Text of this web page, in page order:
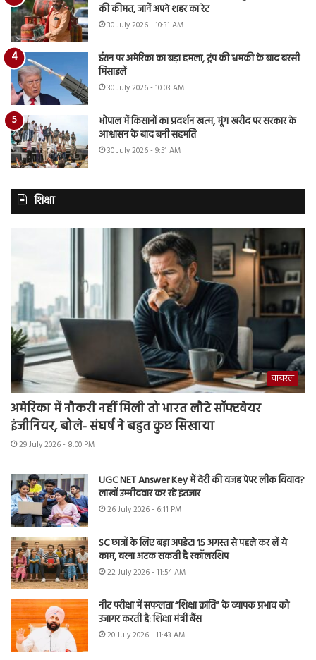
की कीमत, जानें अपने शहर का रेट
30 July 2026 - 10:31 AM
ईरान पर अमेरिका का बड़ा हमला, ट्रंप की धमकी के बाद बरसी
मिसाइलें
30 July 2026 - 10:03 AM
भोपाल में किसानों का प्रदर्शन खत्म, मूंग खरीद पर सरकार के
आश्वासन के बाद बनी सहमति
30 July 2026 - 9:51 AM
शिक्षा
वायरल
अमेरिका में नौकरी नहीं मिली तो भारत लौटे सॉफ्टवेयर
इंजीनियर, बोले- संघर्ष ने बहुत कुछ सिखाया
29 July 2026 - 8:00 PM
UGC NET Answer Key में देरी की वजह पेपर लीक विवाद?
लाखों उम्मीदवार कर रहे इंतजार
26 July 2026 - 6:11 PM
SC छात्रों के लिए बड़ा अपडेट! 15 अगस्त से पहले कर लें ये
काम, वरना अटक सकती है स्कॉलरशिप
22 July 2026 - 11:54 AM
नीट परीक्षा में सफलता “शिक्षा क्रांति” के व्यापक प्रभाव को
उजागर करती है: शिक्षा मंत्री बैंस
20 July 2026 - 11:43 AM